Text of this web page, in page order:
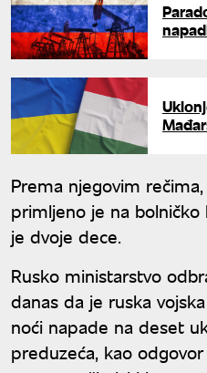
Prema njegovim
primljeno je na
je dvoje dece.
Rusko ministarstvo
danas da je ruska
noći napade na deset
preduzeća, kao